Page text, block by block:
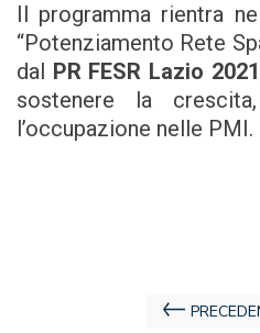
Il programma rientra
“Potenziamento Rete
dal PR FESR Lazio
sostenere la
l’occupazione nelle PMI.
Navigazione